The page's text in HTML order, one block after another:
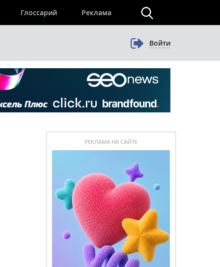
Глоссарий Реклама
Войти
РЕКЛАМА НА САЙТЕ